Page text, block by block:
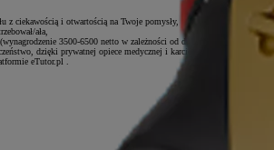
z ciekawością i otwartością na Twoje pomysły,
ała,
3500-6500 netto w zależności od doświadczenia i
dzięki prywatnej opiece medycznej i karcie sportowej,
eTutor.pl .